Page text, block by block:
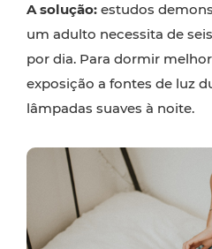
A solução: estudos
um adulto necessita de
por dia. Para dormir
exposição a fontes de luz
lâmpadas suaves à noite.